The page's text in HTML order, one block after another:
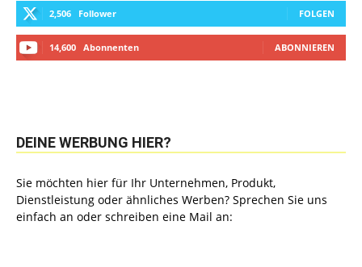
2,506 Follower FOLGEN
14,600 Abonnenten ABONNIEREN
DEINE WERBUNG HIER?
Sie möchten hier für Ihr Unternehmen, Produkt,
Dienstleistung oder ähnliches Werben? Sprechen Sie uns
einfach an oder schreiben eine Mail an: